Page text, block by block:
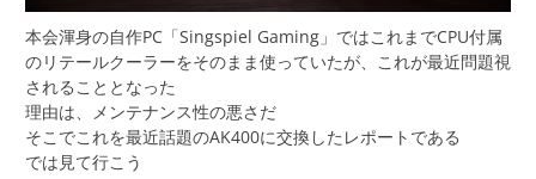
本会渾身の自作PC「Singspiel Gaming」ではこれまでCPU付属
のリテールクーラーをそのまま使っていたが、これが最近問題視
されることとなった
理由は、メンテナンス性の悪さだ
そこでこれを最近話題のAK400に交換したレポートである
では見て行こう